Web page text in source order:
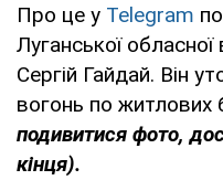
Про це у Telegram
Луганської обласної
Сергій Гайдай. Він
вогонь по житлових
подивитися фото,
кінця).